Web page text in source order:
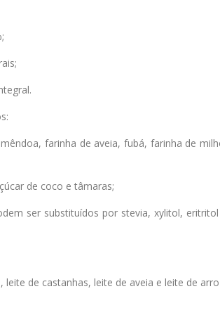
farinha de aveia, fubá, farinha de
de coco e tâmaras;
ser substituídos por stevia, xylitol,
de castanhas, leite de aveia e leite de